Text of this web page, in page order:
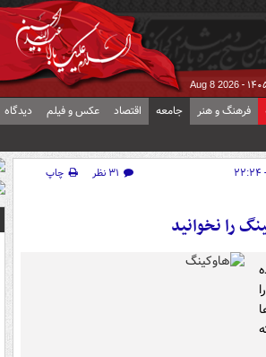
Aug 8 2026
فرهنگ و هنر جامعه اقتصاد عکس و فیلم دیدگاه
۳۱ نظر
چاپ
را نخوانید